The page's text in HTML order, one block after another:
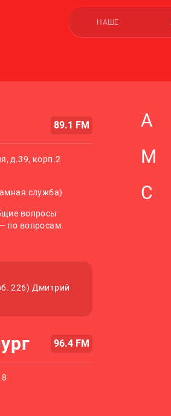
НАШЕ
89.1 FM
д.39, корп.2
служба)
вопросы
по вопросам
226) Дмитрий
96.4 FM
А
М
С